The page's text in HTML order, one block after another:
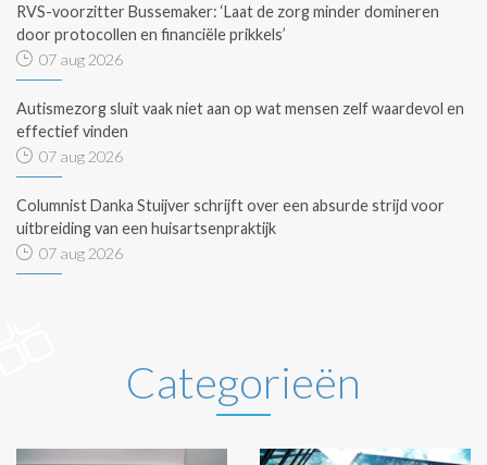
RVS-voorzitter Bussemaker: ‘Laat de zorg minder domineren
door protocollen en financiële prikkels’
07 aug 2026
Autismezorg sluit vaak niet aan op wat mensen zelf waardevol en
effectief vinden
07 aug 2026
Columnist Danka Stuijver schrijft over een absurde strijd voor
uitbreiding van een huisartsenpraktijk
07 aug 2026
Categorieën